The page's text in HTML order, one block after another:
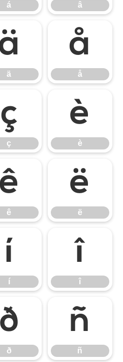
á â
ä
å
å
ç
ç
è
è
ê
ê
ë
ë
í
í
î
î
ð
ð
ñ
ñ